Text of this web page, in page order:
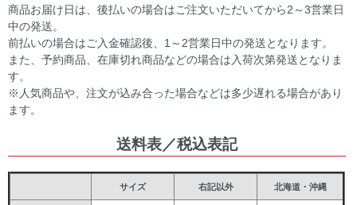
商品お届け日は、後払いの場合はご注文いただいてから2～3営業日
中の発送。
前払いの場合はご入金確認後、1～2営業日中の発送となります。
また、予約商品、在庫切れ商品などの場合は入荷次第発送となりま
す。
※人気商品や、注文が込み合った場合などは多少遅れる場合があり
ます。
送料表／税込表記
サイズ 右記以外 北海道・沖縄